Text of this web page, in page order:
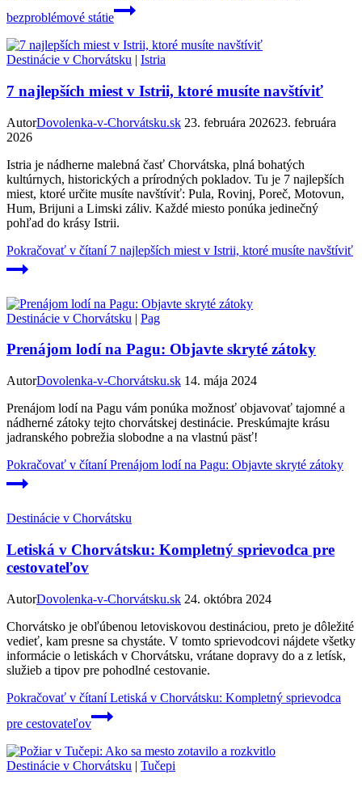
bezproblémové státie
Destinácie v Chorvátsku | Istria
7 najlepších miest v Istrii, ktoré musíte navštíviť
AutorDovolenka-v-Chorvátsku.sk 23. februára 202623. februára
2026
Istria je nádherne malebná časť Chorvátska, plná bohatých
kultúrnych, historických a prírodných pokladov. Tu je 7 najlepších
miest, ktoré určite musíte navštíviť: Pula, Rovinj, Poreč, Motovun,
Hum, Brijuni a Limski záliv. Každé miesto ponúka jedinečný
pohľad do krásy Istrii.
Pokračovať v čítaní7 najlepších miest v Istrii, ktoré musíte navštíviť
Destinácie v Chorvátsku | Pag
Prenájom lodí na Pagu: Objavte skryté zátoky
AutorDovolenka-v-Chorvátsku.sk 14. mája 2024
Prenájom lodí na Pagu vám ponúka možnosť objavovať tajomné a
nádherné zátoky tejto chorvátskej destinácie. Preskúmajte krásu
jadranského pobrežia slobodne a na vlastnú päsť!
Pokračovať v čítaníPrenájom lodí na Pagu: Objavte skryté zátoky
Destinácie v Chorvátsku
Letiská v Chorvátsku: Kompletný sprievodca pre
cestovateľov
AutorDovolenka-v-Chorvátsku.sk 24. októbra 2024
Chorvátsko je obľúbenou letoviskovou destináciou, preto je dôležité
vedieť, kam presne sa chystáte. V tomto sprievodcovi nájdete všetky
informácie o letiskách v Chorvátsku, vrátane dopravy do a z letísk,
služieb a tipov pre pohodlné cestovanie.
Pokračovať v čítaníLetiská v Chorvátsku: Kompletný sprievodca
pre cestovateľov
Destinácie v Chorvátsku | Tučepi